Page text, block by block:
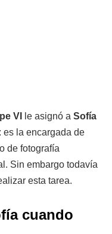
VI le asignó a Sofía
es la encargada de
de fotografía
Sin embargo todavía
esta tarea.
cuando